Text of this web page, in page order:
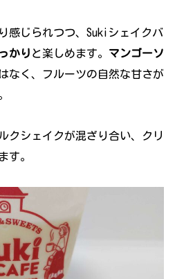
感じられつつ、Sukiシェイクバ
かり と楽しめます。 マンゴーソ
なく、フルーツの自然な甘さが
クシェイクが混ざり合い、クリ
す。